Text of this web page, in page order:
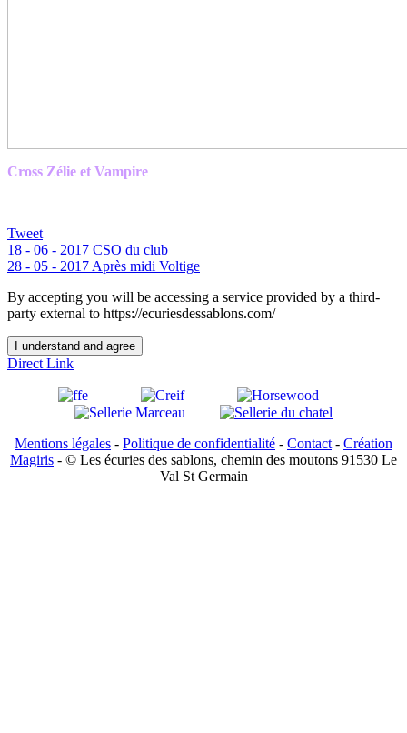
Cross Zélie et Vampire
Tweet
18 - 06 - 2017 CSO du club
28 - 05 - 2017 Après midi Voltige
By accepting you will be accessing a service provided by a third-
party external to https://ecuriesdessablons.com/
I understand and agree
Direct Link
Mentions légales - Politique de confidentialité - Contact - Création
Magiris - © Les écuries des sablons, chemin des moutons 91530 Le
Val St Germain